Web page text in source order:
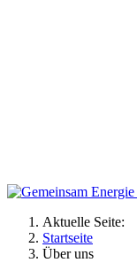
Aktuelle Seite:
Startseite
Über uns